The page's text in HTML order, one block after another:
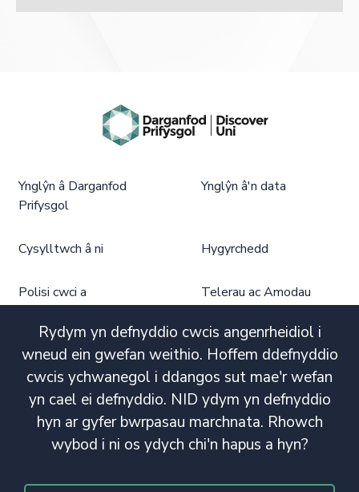
Rydym yn defnyddio cwcis angenrheidiol i
wneud ein gwefan weithio. Hoffem ddefnyddio
cwcis ychwanegol i ddangos sut mae'r wefan
yn cael ei defnyddio. NID ydym yn defnyddio
hyn ar gyfer bwrpasau marchnata. Rhowch
wybod i ni os ydych chi'n hapus a hyn?
Ynglŷn â Darganfod
Prifysgol
Ynglŷn â'n data
Cysylltwch â ni Hygyrchedd
Polisi cwci a
Dargandod Prifysgol
Telerau ac Amodau